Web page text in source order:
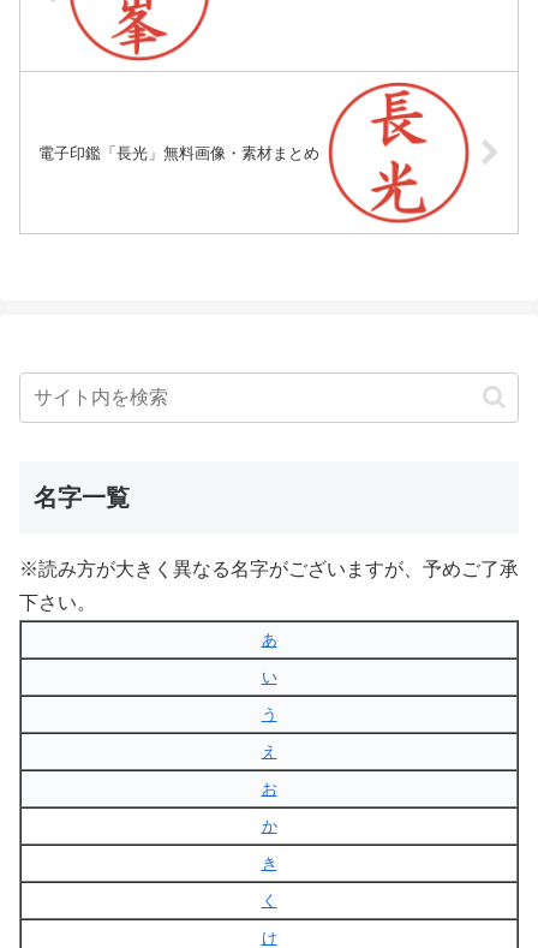
電子印鑑「長光」無料画像・素材まとめ
名字一覧
※読み方が大きく異なる名字がございますが、予めご了承
下さい。
あ
い
う
え
お
か
き
く
け